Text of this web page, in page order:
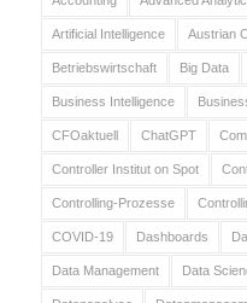
Artificial Intelligence Austrian
Betriebswirtschaft Big Data
Business Intelligence
CFOaktuell ChatGPT
Controller Institut on Spot
Controlling-Prozesse
COVID-19 Dashboards
Data Management Data